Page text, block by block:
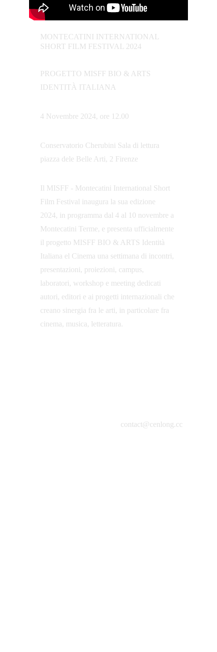
MONTECATINI INTERNATIONAL
SHORT FILM FESTIVAL 2024
PROGETTO MISFF BIO & ARTS
IDENTITÀ ITALIANA
4 Novembre 2024, ore 12.00
Conservatorio Cherubini Sala di lettura
piazza dele Belle Arti, 2 Firenze
Il MISFF - Montecatini International Short
Film Festival inaugura la sua edizione
2024, in programma dal 4 al 10 novembre a
Montecatini Terme, e presenta ufficialmente
il progetto MISFF BIO & ARTS Identità
Italiana el Cinema una settimana di incontri,
presentazioni, proiezioni, campus,
laboratori, workshop e meeting dedicati
autori, editori e ai progetti internazionali che
creano sinergia fra le arti, in particolare fra
cinema, musica, letteratura.
contact@cenlong.cc